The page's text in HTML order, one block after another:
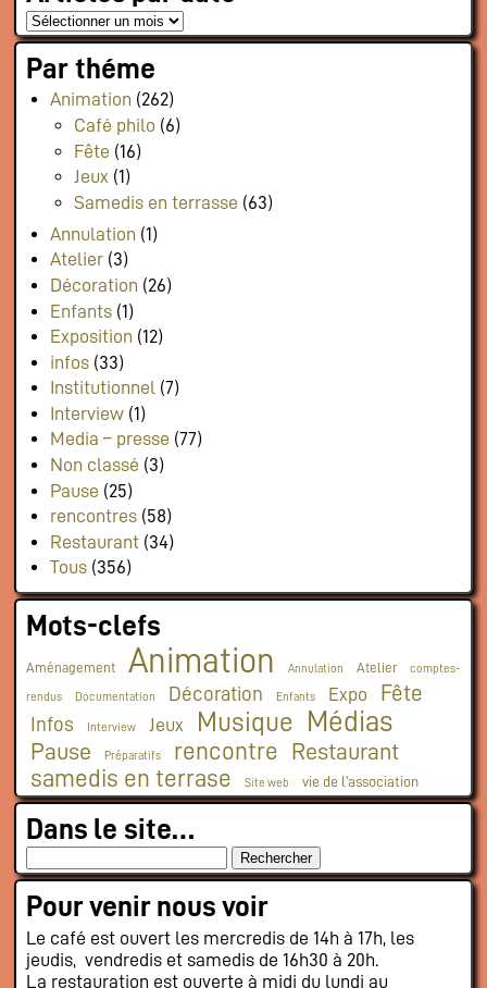
Par théme
Animation (262)
Café philo (6)
Fête (16)
Jeux (1)
Samedis en terrasse (63)
Annulation (1)
Atelier(3)
Décoration (26)
Enfants(1)
Exposition (12)
infos(33)
Institutionnel (7)
Interview(1)
Media – presse (77)
Non classé (3)
Pause (25)
rencontres(58)
Restaurant(34)
Tous(356)
Mots-clefs
Aménagement Animation Annulation Atelier comptes-
rendus Documentation Décoration Enfants Expo Fête
Infos Interview Jeux Musique Médias
Pause Préparatifs rencontre Restaurant
samedis en terrase Site web vie de l'association
Dans le site…
Pour venir nous voir
Le café est ouvert les mercredis de 14h à 17h, les
jeudis, vendredis et samedis de 16h30 à 20h.
La restauration est ouverte à midi du lundi au